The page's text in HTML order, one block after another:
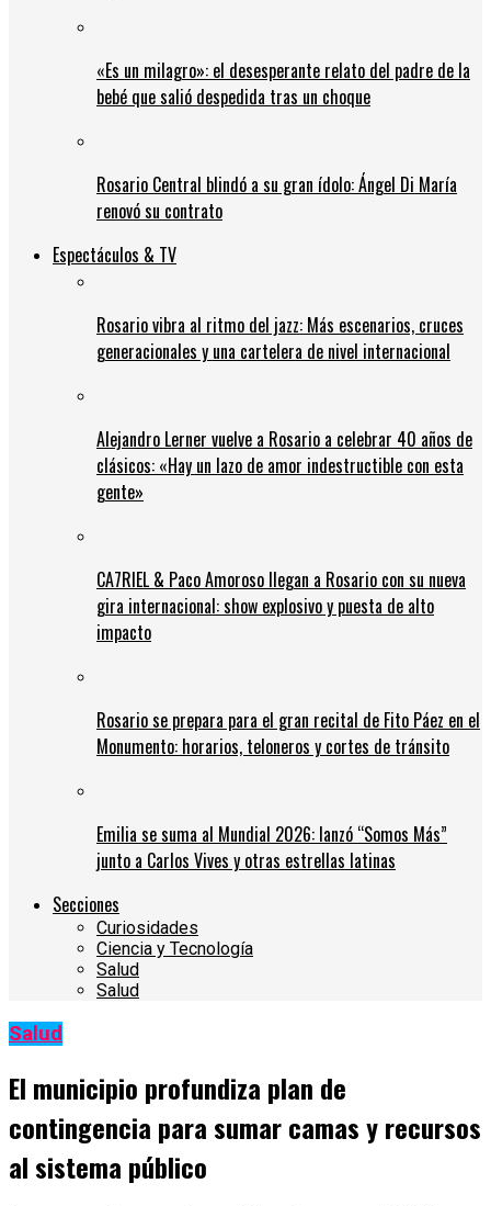
«Es un milagro»: el desesperante relato del padre de la
bebé que salió despedida tras un choque
Rosario Central blindó a su gran ídolo: Ángel Di María
renovó su contrato
Espectáculos & TV
Rosario vibra al ritmo del jazz: Más escenarios, cruces
generacionales y una cartelera de nivel internacional
Alejandro Lerner vuelve a Rosario a celebrar 40 años de
clásicos: «Hay un lazo de amor indestructible con esta
gente»
CA7RIEL & Paco Amoroso llegan a Rosario con su nueva
gira internacional: show explosivo y puesta de alto
impacto
Rosario se prepara para el gran recital de Fito Páez en el
Monumento: horarios, teloneros y cortes de tránsito
Emilia se suma al Mundial 2026: lanzó “Somos Más”
junto a Carlos Vives y otras estrellas latinas
Secciones
Curiosidades
Ciencia y Tecnología
Salud
Salud
Salud
El municipio profundiza plan de
contingencia para sumar camas y recursos
al sistema público